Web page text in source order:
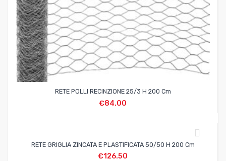
RETE POLLI RECINZIONE 25/3 H 200 Cm
€84.00
RETE GRIGLIA ZINCATA E PLASTIFICATA 50/50 H 200 Cm
€126.50